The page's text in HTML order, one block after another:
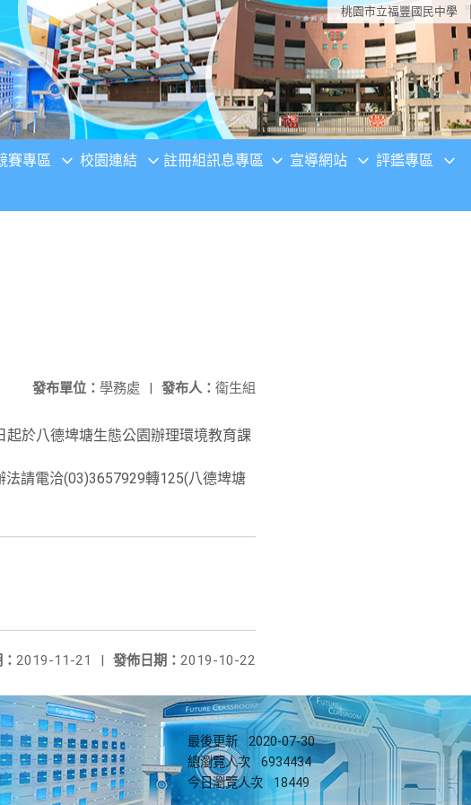
桃園市立福豐國民中學
賽專區 校園連結 註冊組訊息專區 宣導網站 評鑑專區
發布人： 衛生組
發布單位： 學務處 |
於八德埤塘生態公園辦理環境教育課
請電洽(03)3657929轉125(八德埤塘
發佈日期： 2019-10-22
2019-11-21 |
最後更新
2020-07-30
總瀏覽人次
6934434
今日瀏覽人次
18449